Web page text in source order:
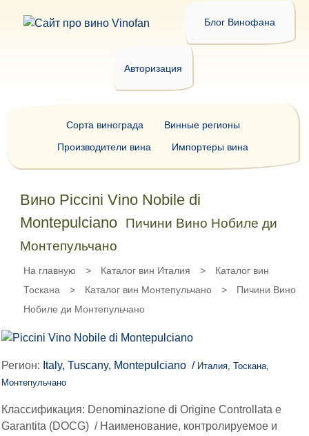
Блог Винофана
Авторизация
Вино Piccini Vino Nobile di
Montepulciano
Пичини Вино Нобиле ди
Монтепульчано
На главную > Каталог вин Италия >
Каталог вин
Тоскана
> Каталог вин Монтепульчано >
Пичини Вино
Нобиле ди Монтепульчано
Регион: Italy, Tuscany, Montepulciano / Италия, Тоскана,
Монтепульчано
Классификация: Denominazione di Origine Controllata e
Garantita (DOCG) / Наименование, контролируемое и
Сорта винограда
Винные регионы
Производители вина
Импортеры вина